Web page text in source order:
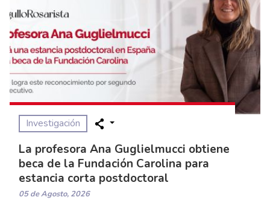
Investigación
La profesora Ana Guglielmucci obtiene
beca de la Fundación Carolina para
estancia corta postdoctoral
05 de Agosto, 2026